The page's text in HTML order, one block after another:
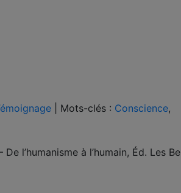
Mots-clés : Conscience,
l’humanisme à l’humain, Éd. Les